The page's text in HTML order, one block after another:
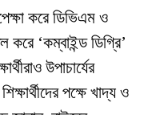
করে ডিভিএম ও
করে ‘কম্বাইন্ড ডিগ্রি’
উপাচার্যের
পক্ষে খাদ্য ও